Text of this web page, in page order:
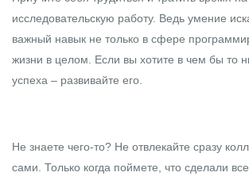
исследовательскую работу. Ведь умение
важный навык не только в сфере
жизни в целом. Если вы хотите в чем бы то
успеха – развивайте его.
Не знаете чего-то? Не отвлекайте сразу
сами. Только когда поймете, что сделали